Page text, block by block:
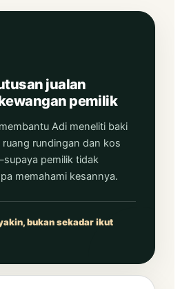
jualan
pemilik
Adi meneliti baki
rundingan dan kos
pemilik tidak
memahami kesannya.
bukan sekadar ikut